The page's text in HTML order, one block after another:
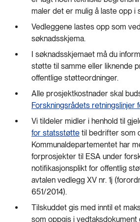
maler det er mulig å laste opp i
Vedleggene lastes opp som
søknadsskjema.
I søknadsskjemaet må du
støtte til samme eller liknende
offentlige støtteordninger.
Alle prosjektkostnader skal
Forskningsrådets retningslinjer
Vi tildeler midler i henhold til
for statsstøtte til bedrifter som
Kommunaldepartementet har
forprosjekter til ESA under
notifikasjonsplikt for offentlig
avtalen vedlegg XV nr. 1j
651/2014).
Tilskuddet gis med inntil et
som oppgis i vedtaksdokument